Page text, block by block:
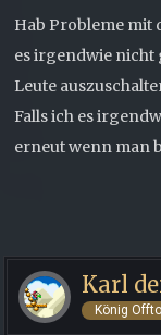
Hab Probleme mit
es irgendwie nicht
Leute
Falls ich es
erneut wenn man
Karl
König